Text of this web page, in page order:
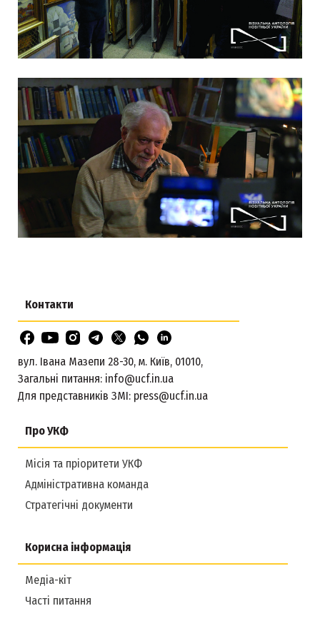
Про УКФ
Місія та пріоритети УКФ
Адміністративна команда
Стратегічні документи
Корисна інформація
Медіа-кіт
Часті питання
Контакти
вул. Івана Мазепи 28-30, м. Київ, 01010,
Загальні питання: info@ucf.in.ua
Для представників ЗМІ: press@ucf.in.ua